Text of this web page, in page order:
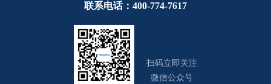
联系电话：400-774-7617
扫码立即关注
微信公众号